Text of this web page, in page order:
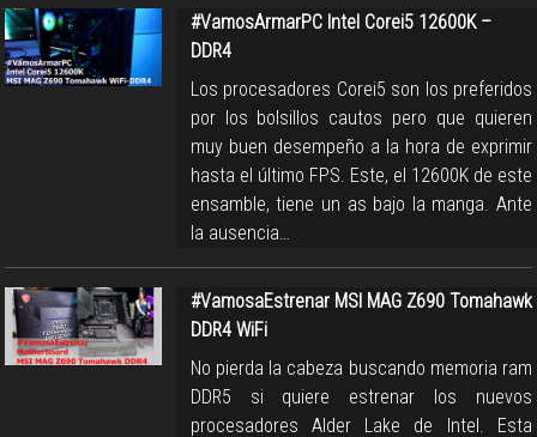
#VamosArmarPC Intel Corei5 12600K –
DDR4
Los procesadores Corei5 son los preferidos
por los bolsillos cautos pero que quieren
muy buen desempeño a la hora de exprimir
hasta el último FPS. Este, el 12600K de este
ensamble, tiene un as bajo la manga. Ante
la ausencia…
#VamosaEstrenar MSI MAG Z690 Tomahawk
DDR4 WiFi
No pierda la cabeza buscando memoria ram
DDR5 si quiere estrenar los nuevos
procesadores Alder Lake de Intel. Esta